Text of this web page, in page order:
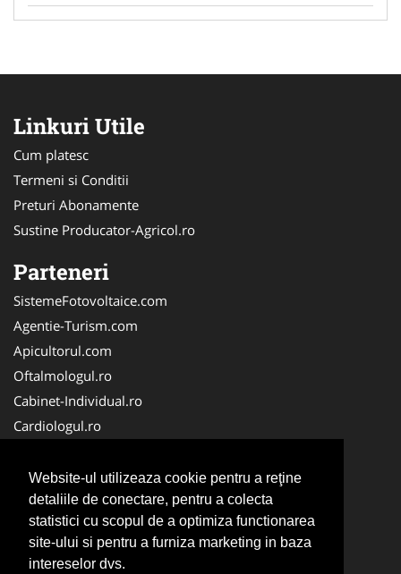
Website-ul utilizeaza cookie pentru a reţine
detaliile de conectare, pentru a colecta
statistici cu scopul de a optimiza functionarea
site-ului si pentru a furniza marketing in baza
intereselor dvs.
Linkuri Utile
Cum platesc
Termeni si Conditii
Preturi Abonamente
Sustine Producator-Agricol.ro
Parteneri
SistemeFotovoltaice.com
Agentie-Turism.com
Apicultorul.com
Oftalmologul.ro
Cabinet-Individual.ro
Cardiologul.ro
CramaVinuri.ro
Centru-Copiere.ro
CentruInchirieri.ro
Medic-Bun.com